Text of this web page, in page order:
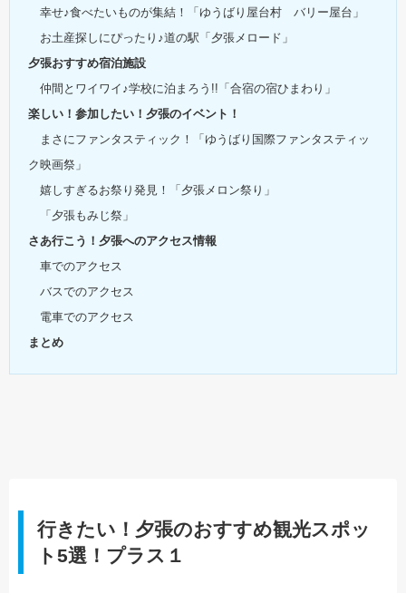
幸せ♪食べたいものが集結！「ゆうばり屋台村 バリー屋台」
お土産探しにぴったり♪道の駅「夕張メロード」
夕張おすすめ宿泊施設
仲間とワイワイ♪学校に泊まろう!!「合宿の宿ひまわり」
楽しい！参加したい！夕張のイベント！
まさにファンタスティック！「ゆうばり国際ファンタスティッ
ク映画祭」
嬉しすぎるお祭り発見！「夕張メロン祭り」
「夕張もみじ祭」
さあ行こう！夕張へのアクセス情報
車でのアクセス
バスでのアクセス
電車でのアクセス
まとめ
行きたい！夕張のおすすめ観光スポッ
ト5選！プラス１